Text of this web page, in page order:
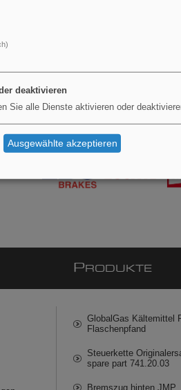
P RODUKTE
GlobalGas Kältemittel
Flaschenpfand
Steuerkette
spare part 741.20.03
Bremszug hinten JMP
deaktivieren
Sie alle Dienste aktivieren oder
Ausgewählte akzeptieren